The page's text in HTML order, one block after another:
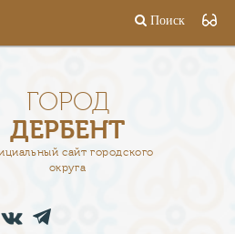
Поиск
ГОРОД
ДЕРБЕНТ
сайт городского
округа